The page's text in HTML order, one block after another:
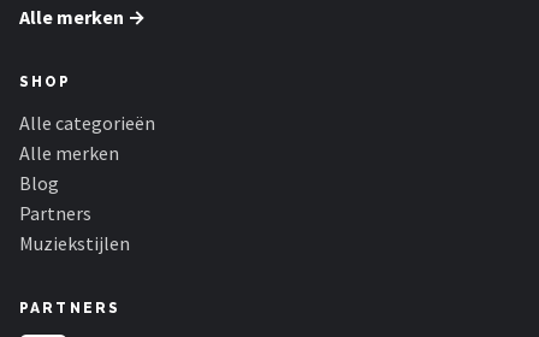
Alle merken →
SHOP
Alle categorieën
Alle merken
Blog
Partners
Muziekstijlen
PARTNERS